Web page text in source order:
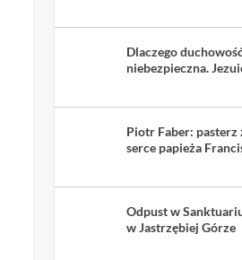
Dlaczego
niebezpieczna.
Piotr Faber: pasterz
serce papieża
Odpust w
w Jastrzębiej Górze